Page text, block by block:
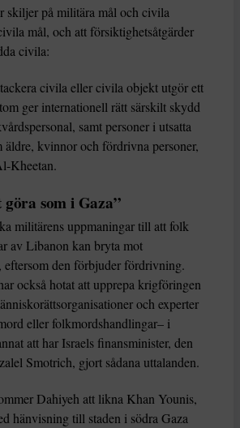
skiljer på militära mål och civila
mål, och att försiktighetsåtgärder
civila:
civila eller civila objekt utgör ett
ger internationell rätt särskilt skydd
samt personer i utsatta
äldre, kvinnor och fördrivna personer,
Kheetan.
som i Gaza”
militärens uppmaningar till att folk
av Libanon kan bryta mot
eftersom den förbjuder fördrivning.
också hotat att upprepa krigföringen
och experter
eller folkmordshandlingar– i
att har Israels finansminister, den
Smotrich, gjort sådana uttalanden.
Dahiyeh att likna Khan Younis,
hänvisning till staden i södra Gaza